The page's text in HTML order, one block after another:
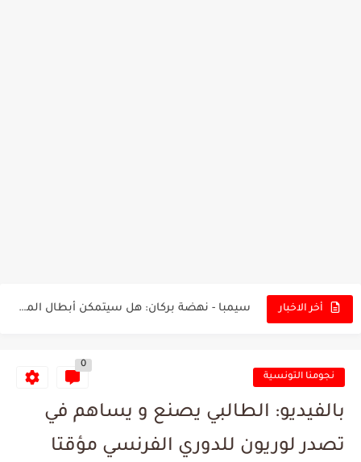
أخر الاخبار سيمبا - نهضة بركان: هل سيتمكن أبطال المغرب من الحفاظ...
البرنامج الكامل لنهائي البطولة بين الاتحاد المنستيري والنادي الإفريقي نجومنا التونسية
0
بالفيديو: الطالبي يصنع و يساهم في
تصدر لوريون للدوري الفرنسي مؤقتا